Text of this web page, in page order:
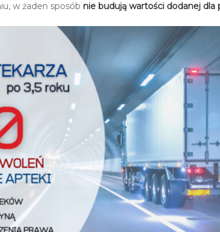
w żaden sposób nie budują wartości dodanej dla